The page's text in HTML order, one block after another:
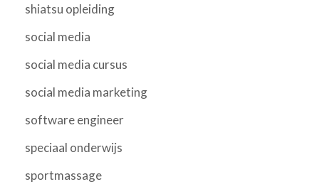
shiatsu opleiding
social media
social media cursus
social media marketing
software engineer
speciaal onderwijs
sportmassage